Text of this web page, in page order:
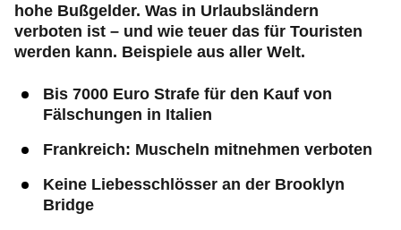
hohe Bußgelder. Was in Urlaubsländern
verboten ist – und wie teuer das für Touristen
werden kann. Beispiele aus aller Welt.
Bis 7000 Euro Strafe für den Kauf von
Fälschungen in Italien
Frankreich: Muscheln mitnehmen verboten
Keine Liebesschlösser an der Brooklyn
Bridge